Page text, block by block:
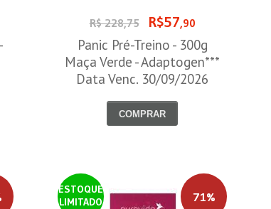
R$ 228,75 R$57,90
Panic Pré-Treino - 300g
Maça Verde - Adaptogen***
Data Venc. 30/09/2026
COMPRAR
ESTOQUE
LIMITADO
71%